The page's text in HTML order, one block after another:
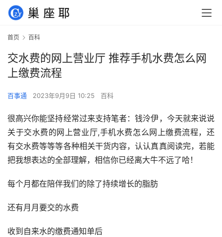
首页 百科
交水费的网上营业厅 推荐手机水费怎么网
上缴费流程
百事通 2023年9月9日 10:25 百科
很高兴你能坚持经常过来支持笔者：钱泠伊，今天就来说说
关于交水费的网上营业厅,手机水费怎么网上缴费流程，还
有交水费等等等各种相关干货内容，认认真真阅读完，若能
把我想表达的全部理解，相信你已经离大牛不远了哈！
每个月都在陪伴我们的除了持续增长的脂肪
还有月月要交的水费
收到自来水的缴费通知单后